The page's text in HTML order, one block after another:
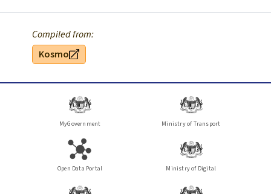
Compiled from:
Kosmo
MyGovernment Ministry of Transport
Open Data Portal Ministry of Digital